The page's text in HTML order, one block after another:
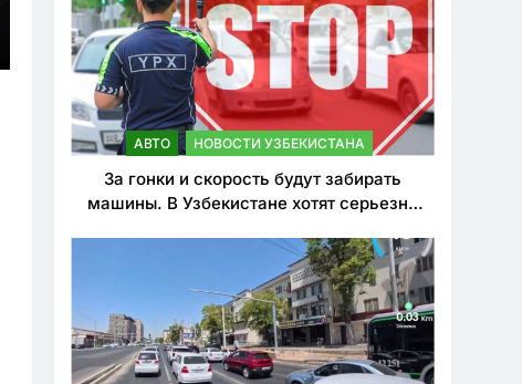
АВТО НОВОСТИ УЗБЕКИСТАНА
За гонки и скорость будут забирать
машины. В Узбекистане хотят серьезно